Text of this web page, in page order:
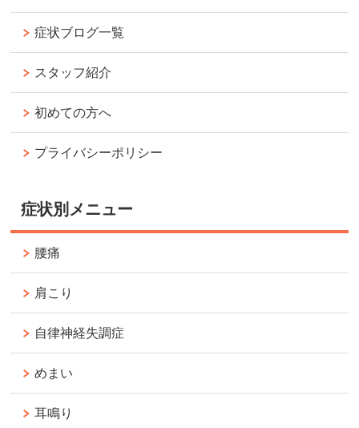
症状ブログ一覧
スタッフ紹介
初めての方へ
プライバシーポリシー
症状別メニュー
腰痛
肩こり
自律神経失調症
めまい
耳鳴り